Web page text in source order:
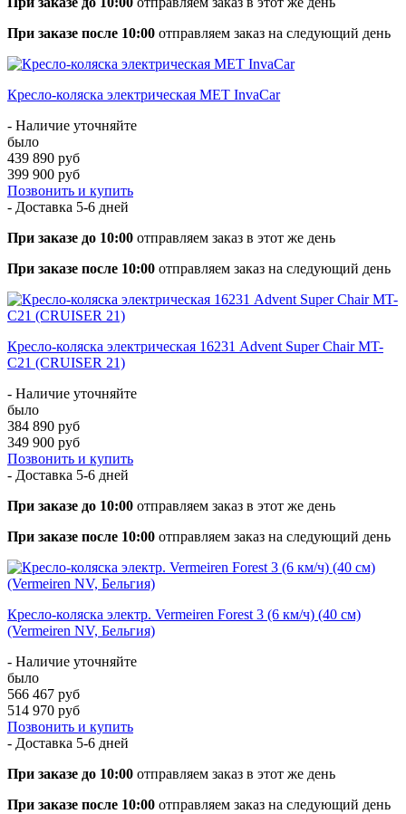
При заказе после 10:00 отправляем заказ на следующий день
Кресло-коляска электрическая MET InvaCar
- Наличие уточняйте
было
439 890 руб
399 900 руб
Позвонить и купить
- Доставка 5-6 дней
При заказе до 10:00 отправляем заказ в этот же день
При заказе после 10:00 отправляем заказ на следующий день
Кресло-коляска электрическая 16231 Advent Super Chair MT-
C21 (CRUISER 21)
- Наличие уточняйте
было
384 890 руб
349 900 руб
Позвонить и купить
- Доставка 5-6 дней
При заказе до 10:00 отправляем заказ в этот же день
При заказе после 10:00 отправляем заказ на следующий день
Кресло-коляска электр. Vermeiren Forest 3 (6 км/ч) (40 см)
(Vermeiren NV, Бельгия)
- Наличие уточняйте
было
566 467 руб
514 970 руб
Позвонить и купить
- Доставка 5-6 дней
При заказе до 10:00 отправляем заказ в этот же день
При заказе после 10:00 отправляем заказ на следующий день